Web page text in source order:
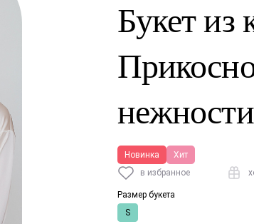
Букет из
нежности
Новинка
Хит
в избранное
Размер букета
S